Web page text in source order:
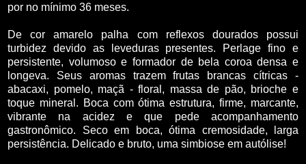
por no mínimo 36 meses.
De cor amarelo palha com reflexos dourados possui
turbidez devido as leveduras presentes. Perlage fino e
persistente, volumoso e formador de bela coroa densa e
longeva. Seus aromas trazem frutas brancas cítricas -
abacaxi, pomelo, maçã - floral, massa de pão, brioche e
toque mineral. Boca com ótima estrutura, firme, marcante,
vibrante na acidez e que pede acompanhamento
gastronômico. Seco em boca, ótima cremosidade, larga
persistência. Delicado e bruto, uma simbiose em autólise!